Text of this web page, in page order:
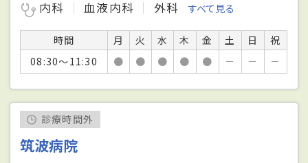
内科
血液内科 外科 すべて見る
時間 月 火 水 木 金 土 日
祝
08:30～11:30
● ● ● ● ● － － －
診療時間外
筑波病院